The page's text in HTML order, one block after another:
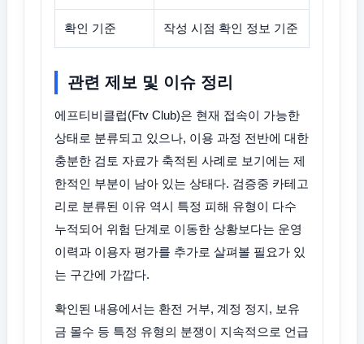
확인 기준 작성 시점 확인 정보 기준
관련 제보 및 이슈 정리
에프티비클럽(Ftv Club)은 현재 접속이 가능한
상태로 분류되고 있으나, 이용 과정 전반에 대한
충분한 검토 자료가 축적된 사례로 보기에는 제
한적인 부분이 남아 있는 상태다. 검증중 카테고
리로 분류된 이유 역시 특정 피해 유형이 다수
누적되어 위험 단계로 이동한 상황보다는 운영
이력과 이용자 평가를 추가로 살펴볼 필요가 있
는 구간에 가깝다.
확인된 내용에서는 환전 거부, 계정 정지, 보유
금 몰수 등 특정 유형의 분쟁이 지속적으로 언급